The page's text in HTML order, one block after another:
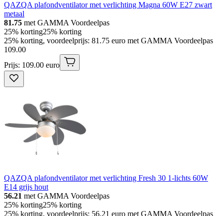
QAZQA plafondventilator met verlichting Magna 60W E27 zwart
metaal
81.75 met GAMMA Voordeelpas
25% korting25% korting
25% korting, voordeelprijs: 81.75 euro met GAMMA Voordeelpas
109.00
Prijs: 109.00 euro
QAZQA plafondventilator met verlichting Fresh 30 1-lichts 60W
E14 grijs hout
56.21 met GAMMA Voordeelpas
25% korting25% korting
25% korting, voordeelprijs: 56.21 euro met GAMMA Voordeelpas